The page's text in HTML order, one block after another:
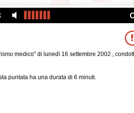
medico" di lunedì 16 settembre 2002 ,
puntata ha una durata di 6 minuti.